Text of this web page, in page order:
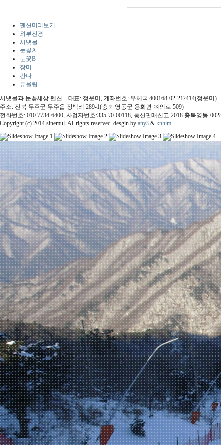
펜션미리보기
외부전경
시냇물
눈꽃A
눈꽃B
장미
칸나
튜울립
시냇물과 눈꽃세상 펜션 대표: 정운미, 계좌번호: 우체국 400168-02-212414(정운미)
주소: 전북 무주군 무주읍 장백리 289-1(충북 영동군 용화면 여의로 509)
전화번호: 010-7734-6400, 사업자번호:335-70-00118, 통신판매신고 2018-충북영동-
Copyright (c) 2014 sinemul. All rights reserved. desgin by any3 & knhim